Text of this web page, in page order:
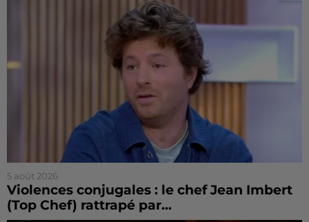
5 août 2026
Violences conjugales : le chef Jean Imbert
(Top Chef) rattrapé par...